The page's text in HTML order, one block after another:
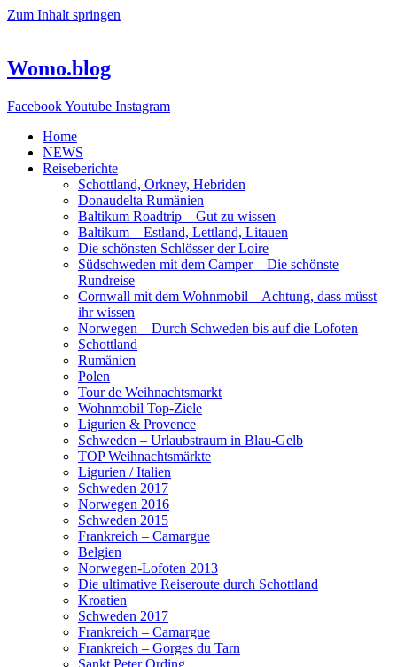
Zum Inhalt springen
Womo.blog
FacebookYoutube Instagram
Home
NEWS
Reiseberichte
Schottland, Orkney, Hebriden
Donaudelta Rumänien
Baltikum Roadtrip – Gut zu wissen
Baltikum – Estland, Lettland, Litauen
Die schönsten Schlösser der Loire
Südschweden mit dem Camper – Die schönste
Rundreise
Cornwall mit dem Wohnmobil – Achtung, dass müsst
ihr wissen
Norwegen – Durch Schweden bis auf die Lofoten
Schottland
Rumänien
Polen
Tour de Weihnachtsmarkt
Wohnmobil Top-Ziele
Ligurien & Provence
Schweden – Urlaubstraum in Blau-Gelb
TOP Weihnachtsmärkte
Ligurien / Italien
Schweden 2017
Norwegen 2016
Schweden 2015
Frankreich – Camargue
Belgien
Norwegen-Lofoten 2013
Die ultimative Reiseroute durch Schottland
Kroatien
Schweden 2017
Frankreich – Camargue
Frankreich – Gorges du Tarn
Sankt Peter Ording